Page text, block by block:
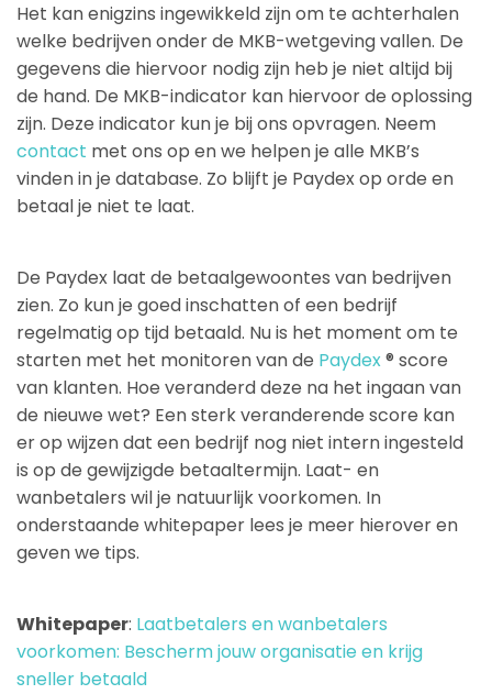
Het kan enigzins ingewikkeld zijn om te achterhalen
welke bedrijven onder de MKB-wetgeving vallen. De
gegevens die hiervoor nodig zijn heb je niet altijd bij
de hand. De MKB-indicator kan hiervoor de oplossing
zijn. Deze indicator kun je bij ons opvragen. Neem
contact met ons op en we helpen je alle MKB’s
vinden in je database. Zo blijft je Paydex op orde en
betaal je niet te laat.
De Paydex laat de betaalgewoontes van bedrijven
zien. Zo kun je goed inschatten of een bedrijf
regelmatig op tijd betaald. Nu is het moment om te
starten met het monitoren van de Paydex® score
van klanten. Hoe veranderd deze na het ingaan van
de nieuwe wet? Een sterk veranderende score kan
er op wijzen dat een bedrijf nog niet intern ingesteld
is op de gewijzigde betaaltermijn. Laat- en
wanbetalers wil je natuurlijk voorkomen. In
onderstaande whitepaper lees je meer hierover en
geven we tips.
Whitepaper: Laatbetalers en wanbetalers
voorkomen: Bescherm jouw organisatie en krijg
sneller betaald